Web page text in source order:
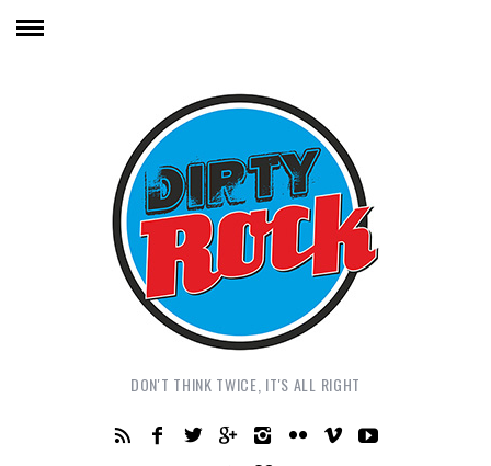
DON'T THINK TWICE, IT'S ALL RIGHT